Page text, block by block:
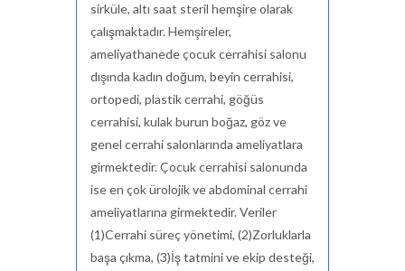
sirküle, altı saat steril hemşire olarak
çalışmaktadır. Hemşireler,
ameliyathanede çocuk cerrahisi salonu
dışında kadın doğum, beyin cerrahisi,
ortopedi, plastik cerrahi, göğüs
cerrahisi, kulak burun boğaz, göz ve
genel cerrahi salonlarında ameliyatlara
girmektedir. Çocuk cerrahisi salonunda
ise en çok ürolojik ve abdominal cerrahi
ameliyatlarına girmektedir. Veriler
(1)Cerrahi süreç yönetimi, (2)Zorluklarla
başa çıkma, (3)İş tatmini ve ekip desteği,